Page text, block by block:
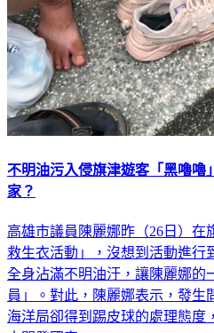
不明油污入侵旗津遊客「黑嚕
家？
高雄市議員陳麗娜昨（26日）在
救生衣活動」，沒想到活動進行
全身沾滿不明油汙，讓陳麗娜的
員」。對此，陳麗娜表示，發生
海洋局卻得到踢皮球的處理態度